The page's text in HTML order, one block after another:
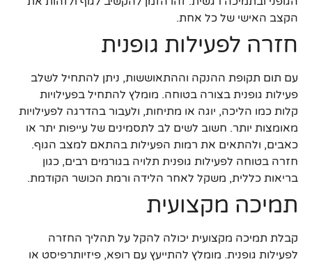
הקצב האישי של כל אחת.
חזרה לפעילות גופנית
עם תום תקופת ההנקה וההתאוששות, ניתן להתחיל לשלב
פעילות גופנית בצורה בטוחה. מומלץ להתחיל בפעילויות
קלות כמו הליכה, יוגה או מתיחות, ולעבור בהדרגה לפעילויות
מאומצות יותר. חשוב לשים לב לתסמינים של עייפות יתר או
כאבים, ולהתאים את רמות הפעילות בהתאם למצב הגוף.
חזרה בטוחה לפעילות גופנית תלויה בגורמים רבים, כגון
בריאות כללית, משקל לאחר הלידה ורמת הכושר הקודמת.
תמיכה מקצועית
קבלת תמיכה מקצועית יכולה להקל על תהליך החזרה
לפעילות גופנית. מומלץ להתייעץ עם רופא, פיזיותרפיסט או